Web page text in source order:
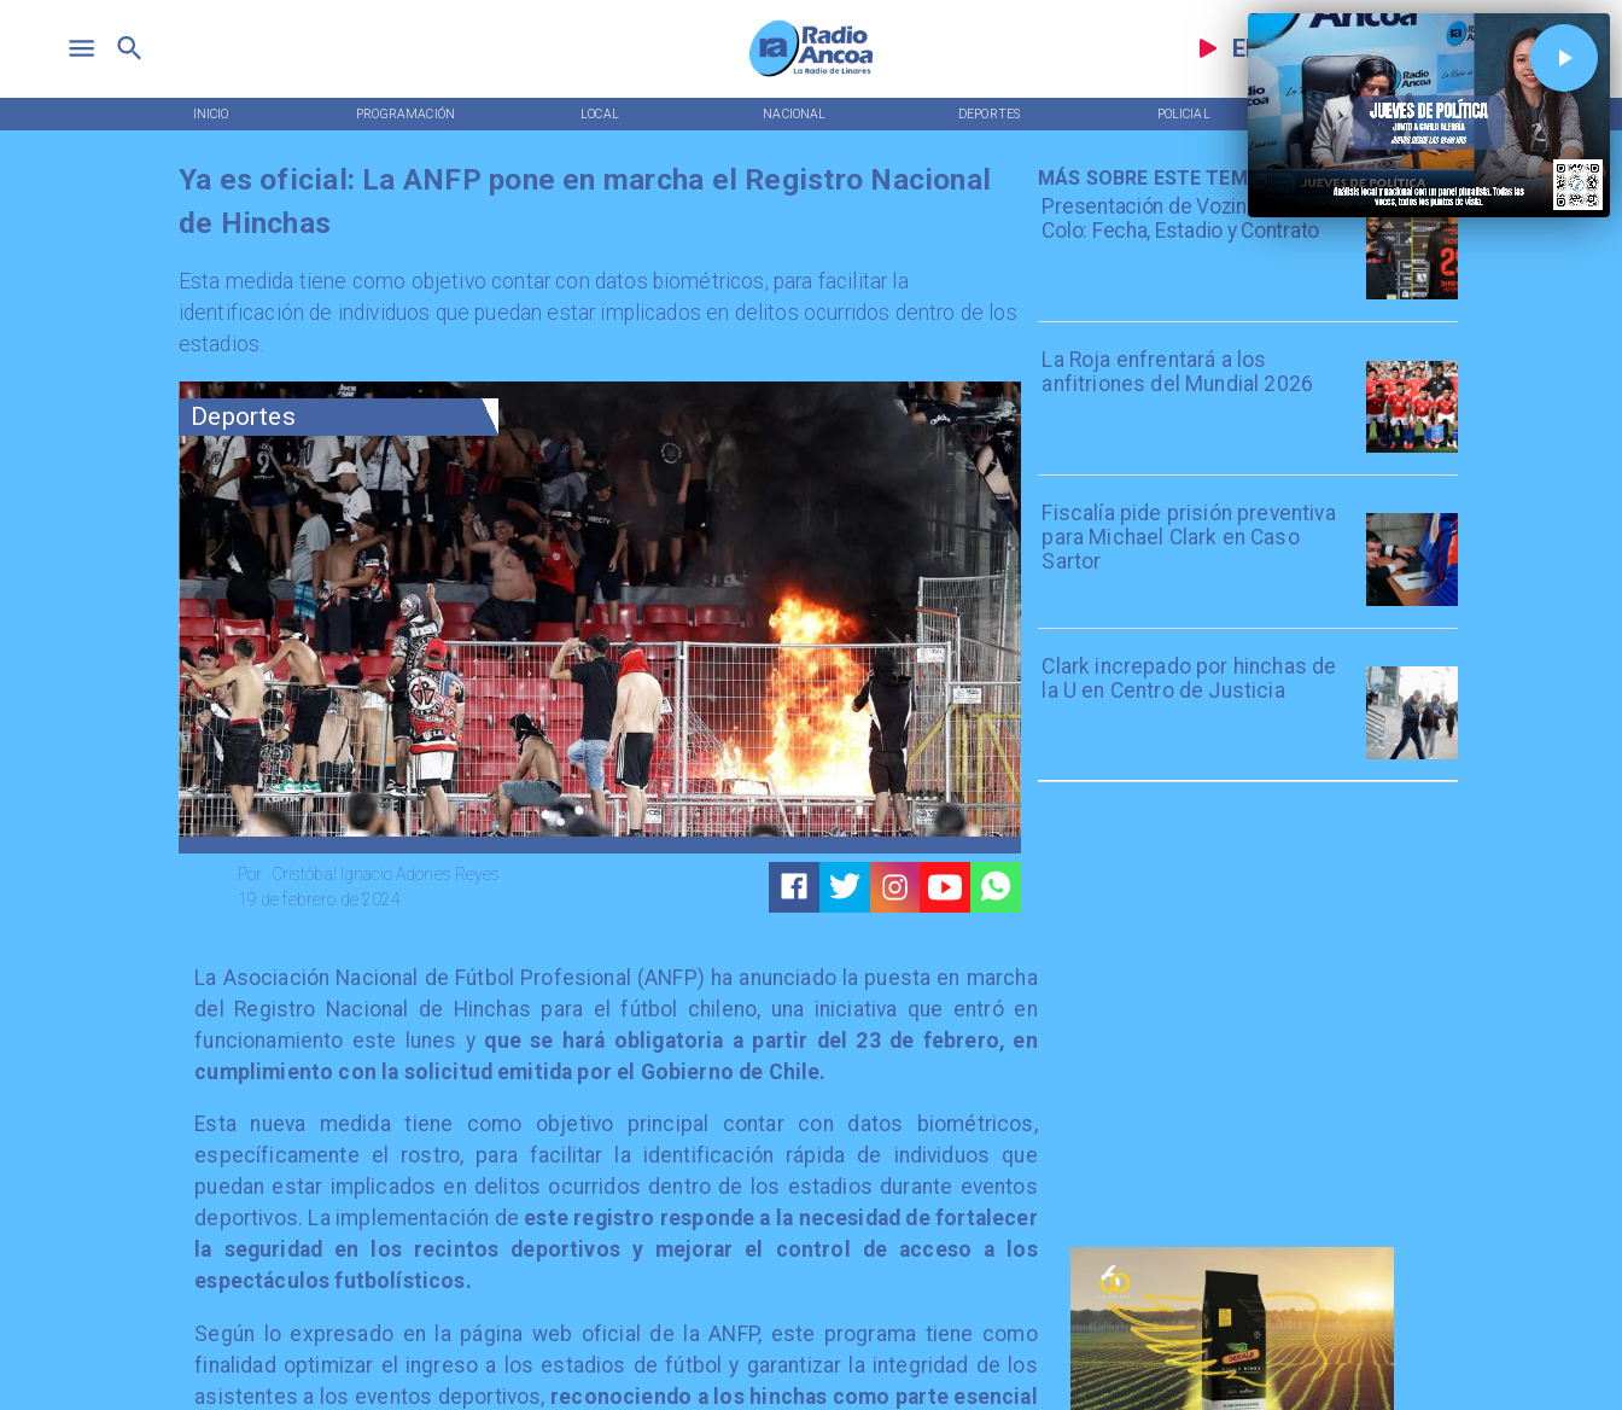
EN VIVO
INICIO PROGRAMACIÓN LOCAL NACIONAL DEPORTES POLICIAL TENDENCIAS
Deportes
Cristóbal Ignacio Adones Reyes
Por
19 de febrero de 2024
Presentación de Vozinha en Colo
Colo: Fecha, Estadio y Contrato
La Roja enfrentará a los
anfitriones del Mundial 2026
Fiscalía pide prisión preventiva
para Michael Clark en Caso
Sartor
Clark increpado por hinchas de
la U en Centro de Justicia
MÁS SOBRE ESTE TEMA
Ya es oficial: La ANFP pone en marcha el Registro Nacional
de Hinchas
​Esta medida tiene como objetivo contar con datos biométricos, para facilitar la
identificación de individuos que puedan estar implicados en delitos ocurridos dentro de los
estadios.
​La Asociación Nacional de Fútbol Profesional (ANFP) ha anunciado la puesta en marcha
del Registro Nacional de Hinchas para el fútbol chileno, una iniciativa que entró en
funcionamiento este lunes y que se hará obligatoria a partir del 23 de febrero, en
cumplimiento con la solicitud emitida por el Gobierno de Chile.
Esta nueva medida tiene como objetivo principal contar con datos biométricos,
específicamente el rostro, para facilitar la identificación rápida de individuos que
puedan estar implicados en delitos ocurridos dentro de los estadios durante eventos
deportivos. La implementación de este registro responde a la necesidad de fortalecer
la seguridad en los recintos deportivos y mejorar el control de acceso a los
espectáculos futbolísticos.
Según lo expresado en la página web oficial de la ANFP, este programa tiene como
finalidad optimizar el ingreso a los estadios de fútbol y garantizar la integridad de los
asistentes a los eventos deportivos, reconociendo a los hinchas como parte esencial